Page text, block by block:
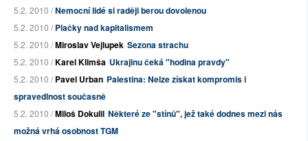
5.2. 2010 /Nemocní lidé si raději berou dovolenou
5.2. 2010 /Plačky nad kapitalismem
5.2. 2010 /Miroslav Vejlupek Sezona strachu
5.2. 2010 /Karel Klimša Ukrajinu čeká "hodina pravdy"
5.2. 2010 /Pavel Urban Palestina: Nelze získat kompromis i
spravedlnost současně
5.2. 2010 /Miloš Dokulil Některé ze "stínů", jež také dodnes mezi nás
možná vrhá osobnost TGM